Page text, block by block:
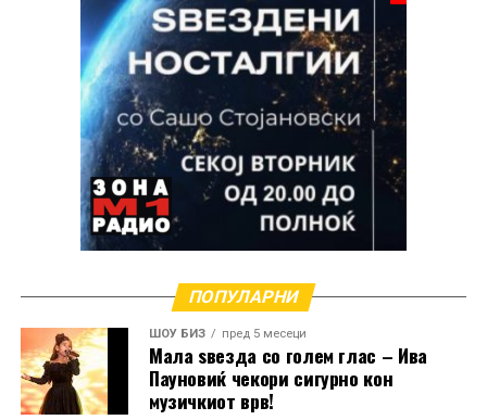
признава дека спомените се толку многубројни што
решила да ги преточи во две автобиографски
книги.
„Имам навистина многу спомени и тие траат цел
ПОПУЛАРНИ
ШОУ БИЗ пред 5 месеци
Мала ѕвезда со голем глас – Ива
Пауновиќ чекори сигурно кон
музичкиот врв!